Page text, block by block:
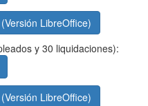
LibreOffice)
y 30 liquidaciones):
LibreOffice)